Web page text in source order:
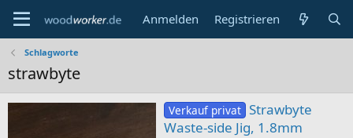
Anmelden Registrieren
Schlagworte
strawbyte
Verkauf privat Strawbyte
Waste-side Jig, 1.8mm